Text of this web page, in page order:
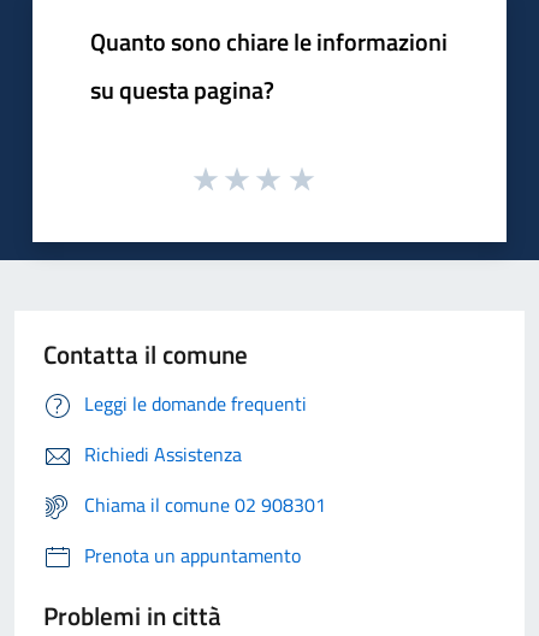
Quanto sono chiare le informazioni
su questa pagina?
Contatta il comune
Leggi le domande frequenti
Richiedi Assistenza
Chiama il comune 02 908301
Prenota un appuntamento
Problemi in città